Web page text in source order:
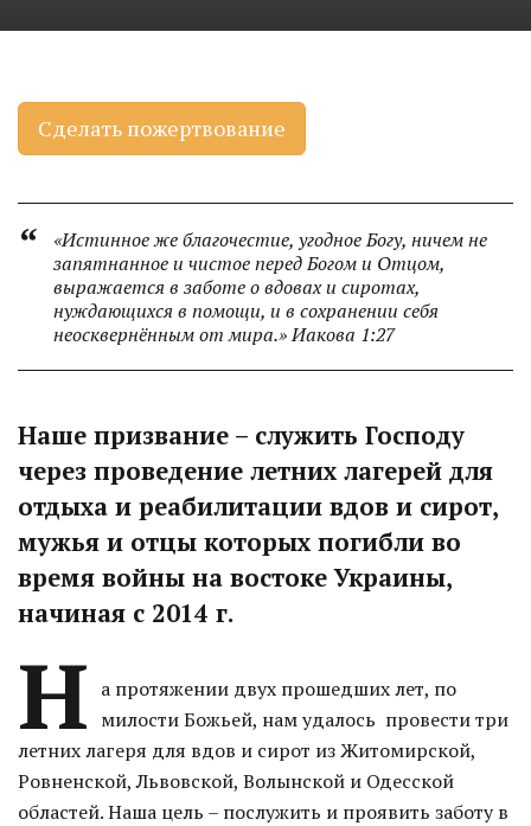
Сделать пожертвование
«Истинное же благочестие, угодное Богу, ничем не
запятнанное и чистое перед Богом и Отцом,
выражается в заботе о вдовах и сиротах,
нуждающихся в помощи, и в сохранении себя
неосквернённым от мира.» Иакова 1:27
Наше призвание – служить Господу
через проведение летних лагерей для
отдыха и реабилитации вдов и сирот,
мужья и отцы которых погибли во
время войны на востоке Украины,
начиная с 2014 г.
Н а протяжении двух прошедших лет, по
милости Божьей, нам удалось провести три
летних лагеря для вдов и сирот из Житомирской,
Ровненской, Львовской, Волынской и Одесской
областей. Наша цель – послужить и проявить заботу в